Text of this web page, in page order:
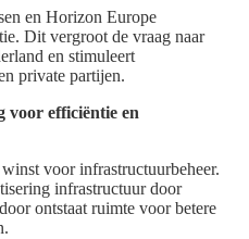
en Horizon Europe
Dit vergroot de vraag naar
en stimuleert
private partijen.
voor efficiëntie en
voor infrastructuurbeheer.
infrastructuur door
ontstaat ruimte voor betere